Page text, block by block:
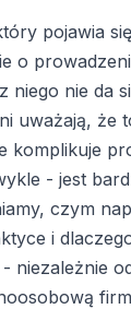
pojawia
o
niego nie da
uważają, że
komplikuje
- jest
czym
i
niezależnie